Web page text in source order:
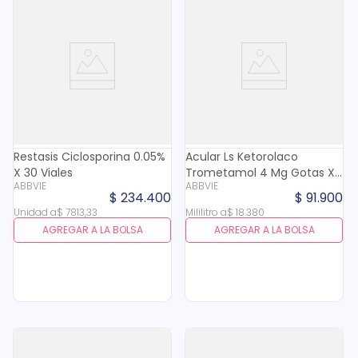
Restasis Ciclosporina 0.05%
X 30 Viales
ABBVIE
$ 234.400
Unidad a$ 7813,33
AGREGAR A LA BOLSA
Acular Ls Ketorolaco
Trometamol 4 Mg Gotas X
5 Ml.
ABBVIE
$ 91.900
Mililitro a$ 18.380
AGREGAR A LA BOLSA